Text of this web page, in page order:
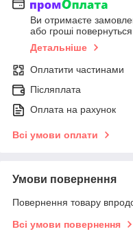
Ви отримаєте
або гроші
Детальніше
Оплатити частинами
Післяплата
Оплата на рахунок
Всі умови оплати
Умови повернення
Повернення товару
Всі умови повернення